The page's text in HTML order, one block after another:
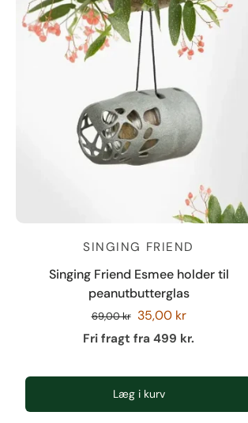
SINGING FRIEND
Singing Friend Esmee holder til
peanutbutterglas
69,00 kr 35,00 kr
Fri fragt fra 499 kr.
Læg i kurv